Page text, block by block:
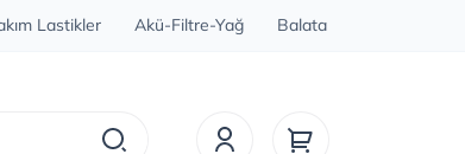
Lastikler Akü-Filtre-Yağ Balata